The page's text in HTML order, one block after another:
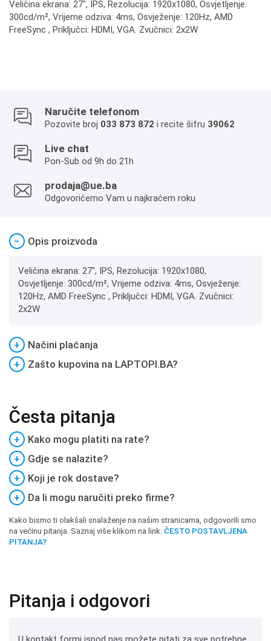
Veličina ekrana: 27", IPS, Rezolucija: 1920x1080, Osvjetljenje:
300cd/m², Vrijeme odziva: 4ms, Osvježenje: 120Hz, AMD
FreeSync , Priključci: HDMI, VGA. Zvučnici: 2x2W
Naručite telefonom
Pozovite broj 033 873 872 i recite šifru 39062
Live chat
Pon-Sub od 9h do 21h
prodaja@ue.ba
Odgovorićemo Vam u najkraćem roku
− Opis proizvoda
Veličina ekrana: 27", IPS, Rezolucija: 1920x1080,
Osvjetljenje: 300cd/m², Vrijeme odziva: 4ms, Osvježenje:
120Hz, AMD FreeSync , Priključci: HDMI, VGA. Zvučnici:
2x2W
+
Načini plaćanja
+
Zašto kupovina na LAPTOPI.BA?
Česta pitanja
+
Kako mogu platiti na rate?
+
Gdje se nalazite?
+
Koji je rok dostave?
+
Da li mogu naručiti preko firme?
Kako bismo ti olakšali snalaženje na našim stranicama, odgovorili smo
na većinu pitanja. Saznaj više klikom na link: ČESTO POSTAVLJENA
PITANJA?
Pitanja i odgovori